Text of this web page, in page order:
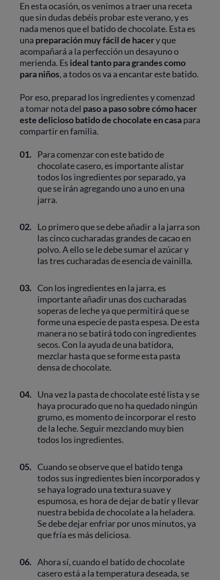
En esta ocasión, os venimos a traer una receta
que sin dudas debéis probar este verano, y es
nada menos que el batido de chocolate. Esta es
una preparación muy fácil de hacery que
acompañará a la perfección un desayuno o
merienda. Es ideal tanto para grandes como
para niños, a todos os va a encantar este batido.
Por eso, preparad los ingredientes y comenzad
a tomar nota del paso a paso sobre cómo hacer
este delicioso batido de chocolate en casapara
compartir en familia.
01. Para comenzar con este batido de
chocolate casero, es importante alistar
todos los ingredientes por separado, ya
que se irán agregando uno a uno en una
jarra.
02. Lo primero que se debe añadir a la jarra son
las cinco cucharadas grandes de cacao en
polvo. A ello se le debe sumar el azúcar y
las tres cucharadas de esencia de vainilla.
03. Con los ingredientes en la jarra, es
importante añadir unas dos cucharadas
soperas de leche ya que permitirá que se
forme una especie de pasta espesa. De esta
manera no se batirá todo con ingredientes
secos. Con la ayuda de una batidora,
mezclar hasta que se forme esta pasta
densa de chocolate.
04. Una vez la pasta de chocolate esté lista y se
haya procurado que no ha quedado ningún
grumo, es momento de incorporar el resto
de la leche. Seguir mezclando muy bien
todos los ingredientes.
05. Cuando se observe que el batido tenga
todos sus ingredientes bien incorporados y
se haya logrado una textura suave y
espumosa, es hora de dejar de batir y llevar
nuestra bebida de chocolate a la heladera.
Se debe dejar enfriar por unos minutos, ya
que fría es más deliciosa.
06. Ahora sí, cuando el batido de chocolate
casero está a la temperatura deseada, se